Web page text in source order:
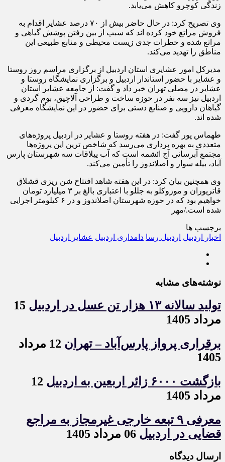
زندگی کوچرو کاهش می‌یابد.
وی تصریح کرد: در حال حاضر بیش از ۷۰ درصد عشایر اقدام به
فروش مراتع خود کرده اند که سبب از بین رفتن پوشش گیاهی و
مراتع شده و خطرات جدی زیست محیطی و منابع طبیعی این
مناطق را تهدید می‌کند.
مدیرکل امور عشایری استان اردبیل از برگزاری مراسم روز روستا
و عشایر با حضور استاندار اردبیل و برگزاری نمایشگاه روستا و
عشایر در مصلی تهران خبر داد و گفت: از جامعه عشایر استان
اردبیل نیز سه نفر در حوزه ساخت و طراحی آلاچیق، بوم گردی و
گیاهان دارویی و صنایع دستی برای حضور در این نمایشگاه معرفی
شده اند.
طهماس پور گفت: در هفته روستا و عشایر در اردبیل پروژه‌های
متعددی به بهره برداری می‌رسد که شاخص ترین این پروژه‌ها
مجتمع آبرسانی آج ائشمه است که آب ییلاقات سه شهرستان پارس
آباد، بیله سوار و اصلاندوز را تأمین می‌کند.
وی همچنین بیان کرد: در این هفته شاهد افتتاح شن ریزی قشلاق
قاتریوران و موزوکلو به جللو با اعتباری بالغ بر ۳ میلیارد تومان
خواهیم بود که در حوزه شهرستان اصلاندوز و در ۶ کیلومتر اجرایی
شده است./مهر
برچسب ها
اخبار اردبیل اردبیل رسا دامداری اردبیل عشایر اردبیل
نوشته‌های مشابه
تولید سالانه ۱۳ هزار تن عسل در اردبیل
15
مرداد 1405
برقراری پرواز پارس‌آباد – تهران
12 مرداد
1405
بازگشت ۶۰۰۰ زائر اربعین به اردبیل
12
مرداد 1405
معرفی ۹ تبعه خارجی غیرمجاز به مراجع
قضایی در اردبیل
ارسال دیدگاه